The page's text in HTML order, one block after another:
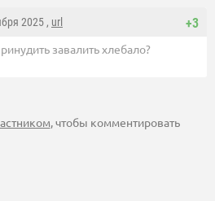
+3
2025 , url
завалить хлебало?
, чтобы комментировать